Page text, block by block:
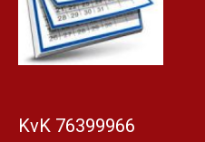
KvK 76399966